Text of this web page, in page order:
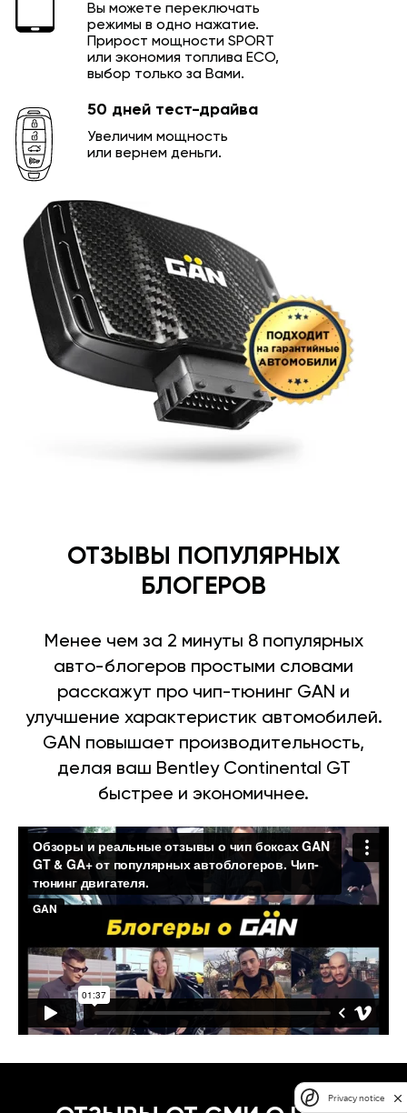
Вы можете переключать
режимы в одно нажатие.
Прирост мощности SPORT
или экономия топлива ECO,
выбор только за Вами.
50 дней тест-драйва
Увеличим мощность
или вернем деньги.
ОТЗЫВЫ ПОПУЛЯРНЫХ
БЛОГЕРОВ
Менее чем за 2 минуты 8 популярных
авто-блогеров простыми словами
расскажут про чип-тюнинг GAN и
улучшение характеристик автомобилей.
GAN повышает производительность,
делая ваш Bentley Continental GT
быстрее и экономичнее.
Privacy notice